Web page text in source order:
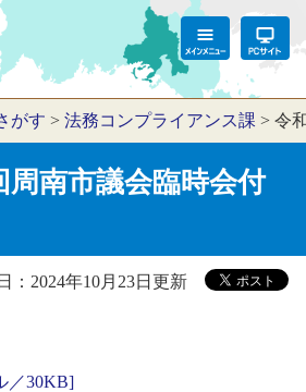
がす > 法務コンプライアンス課 > 令
周南市議会臨時会付
：2024年10月23日更新
／30KB]